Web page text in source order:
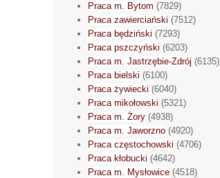
Praca m. Bytom (7829)
Praca zawierciański (7512)
Praca będziński (7293)
Praca pszczyński (6203)
Praca m. Jastrzębie-Zdrój (6135)
Praca bielski (6100)
Praca żywiecki (6040)
Praca mikołowski (5321)
Praca m. Żory (4938)
Praca m. Jaworzno (4920)
Praca częstochowski (4706)
Praca kłobucki (4642)
Praca m. Mysłowice (4518)